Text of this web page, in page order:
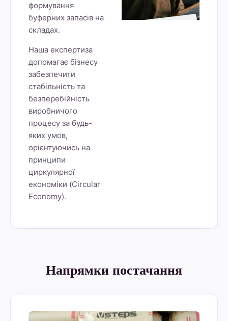
формування
буферних запасів на
складах.
Наша експертиза
допомагає бізнесу
забезпечити
стабільність та
безперебійність
виробничого
процесу за будь-
яких умов,
орієнтуючись на
принципи
циркулярної
економіки (Circular
Economy).
Напрямки постачання